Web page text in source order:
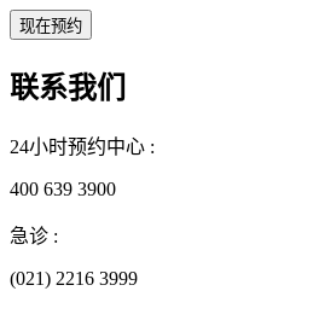
联系我们
24小时预约中心 :
400 639 3900
急诊 :
(021) 2216 3999